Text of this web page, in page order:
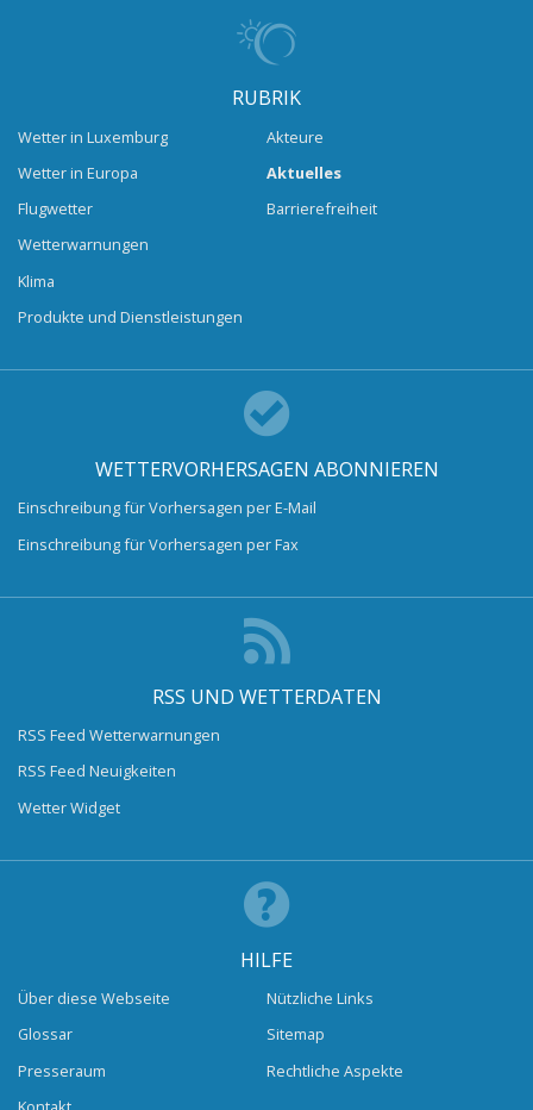
RUBRIK
Wetter in Luxemburg
Wetter in Europa
Flugwetter
Wetterwarnungen
Klima
Produkte und Dienstleistungen
Akteure
Aktuelles
Barrierefreiheit
WETTERVORHERSAGEN ABONNIEREN
Einschreibung für Vorhersagen per E-Mail
Einschreibung für Vorhersagen per Fax
RSS UND WETTERDATEN
RSS Feed Wetterwarnungen
RSS Feed Neuigkeiten
Wetter Widget
HILFE
Über diese Webseite
Glossar
Presseraum
Nützliche Links
Sitemap
Rechtliche Aspekte